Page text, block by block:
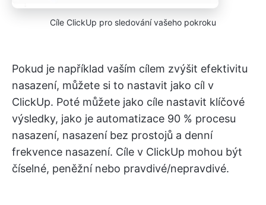
Cíle ClickUp pro sledování vašeho pokroku
Pokud je například vaším cílem zvýšit efektivitu
nasazení, můžete si to nastavit jako cíl v
ClickUp. Poté můžete jako cíle nastavit klíčové
výsledky, jako je automatizace 90 % procesu
nasazení, nasazení bez prostojů a denní
frekvence nasazení. Cíle v ClickUp mohou být
číselné, peněžní nebo pravdivé/nepravdivé.